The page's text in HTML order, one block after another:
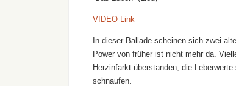
VIDEO-Link
In dieser Ballade scheinen sich zwei
Power von früher ist nicht mehr da.
Herzinfarkt überstanden, die
schnaufen.